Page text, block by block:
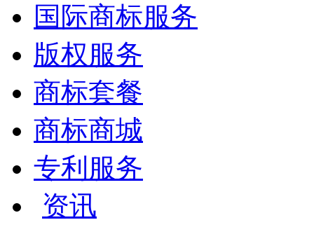
国际商标服务
版权服务
商标套餐
商标商城
专利服务
资讯